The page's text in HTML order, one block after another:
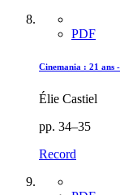
PDF
Cinemania : 21 ans
Élie Castiel
pp. 34–35
Record